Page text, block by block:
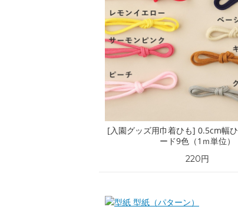
[入園グッズ用巾着ひも] 0.5cm幅
ード9色（1ｍ単位）
220円
型紙（パターン）